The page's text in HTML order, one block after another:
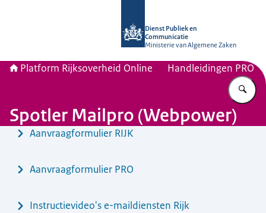
Dienst Publiek en
Communicatie
Ministerie van Algemene Zaken
Platform Rijksoverheid Online Handleidingen PRO
Spotler Mailpro (Webpower)
MenuAanvraagformulier RIJK
Aanvraagformulier PRO
Instructievideo's e-maildiensten Rijk